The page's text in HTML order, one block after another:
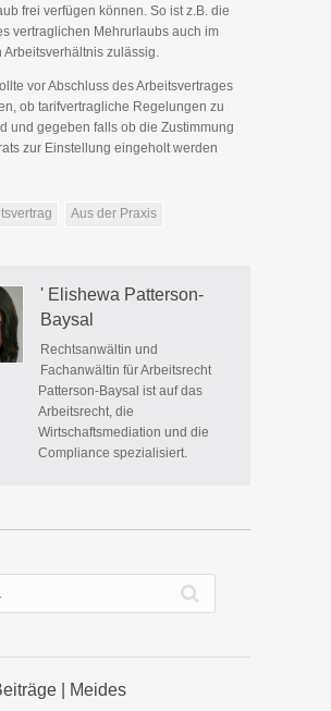
frei verfügen können. So ist z.B. die
vertraglichen Mehrurlaubs auch im
Arbeitsverhältnis zulässig.
vor Abschluss des Arbeitsvertrages
ob tarifvertragliche Regelungen zu
und gegeben falls ob die Zustimmung
zur Einstellung eingeholt werden
Aus der Praxis
' Elishewa Patterson-
Baysal
Rechtsanwältin und
Fachanwältin für Arbeitsrecht
Patterson-Baysal ist auf das
Arbeitsrecht, die
Wirtschaftsmediation und die
Compliance spezialisiert.
| Meides